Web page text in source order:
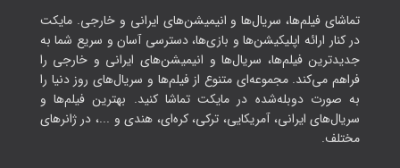
تماشای فیلم‌ها، سریال‌ها و انیمیشن‌های ایرانی و خارجی. مایکت
در کنار ارائه اپلیکیشن‌ها و بازی‌ها، دسترسی آسان و سریع شما به
جدیدترین فیلم‌ها، سریال‌ها و انیمیشن‌های ایرانی و خارجی را
فراهم می‌کند. مجموعه‌ای متنوع از فیلم‌ها و سریال‌های روز دنیا را
به صورت دوبله‌شده در مایکت تماشا کنید. بهترین فیلم‌ها و
سریال‌های ایرانی، آمریکایی، ترکی، کره‌ای، هندی و ...، در ژانرهای
مختلف.